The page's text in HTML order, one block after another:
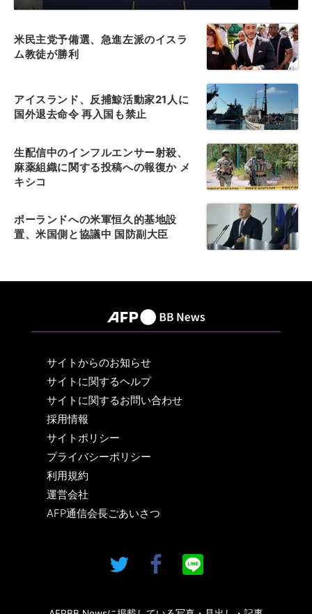
米民主党予備選、急進左派のイスラ
ム教徒が勝利
アイスランド、反捕鯨活動家21人に
国外退去命令 再入国も禁止
生配信中のインフルエンサー射殺、
麻薬組織に関する投稿への報復か メ
キシコ
ポーランドへの米軍恒久的基地設
置、米国側と協議中 国防副大臣
サイトからのお知らせ
サイトに関するヘルプ
サイトに関するお問い合わせ
採用情報
サイトポリシー
プライバシーポリシー
利用規約
運営会社
AFP通信会長ごあいさつ